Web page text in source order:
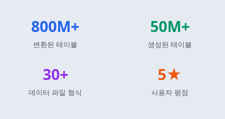
800M+
변환된 테이블
50M+
생성된 테이블
30+
데이터 파일 형식
5★
사용자 평점